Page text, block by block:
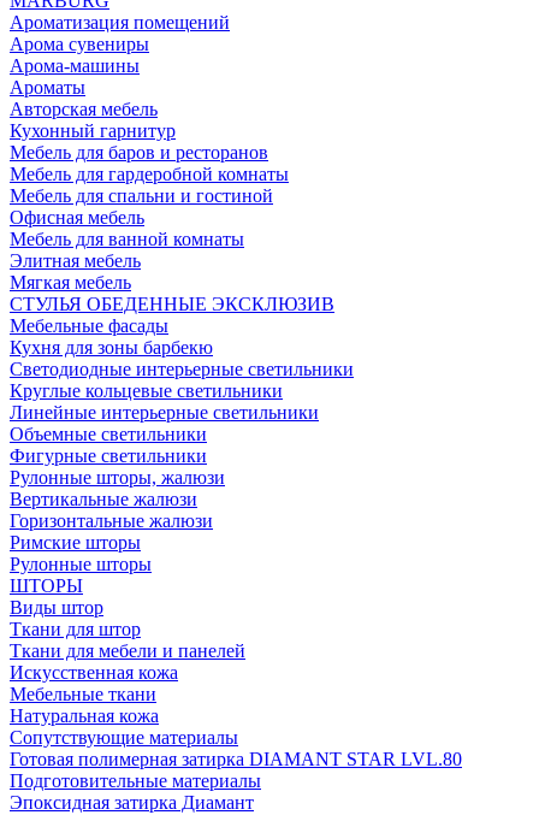
Ароматизация помещений
Арома сувениры
Арома-машины
Ароматы
Авторская мебель
Кухонный гарнитур
Мебель для баров и ресторанов
Мебель для гардеробной комнаты
Мебель для спальни и гостиной
Офисная мебель
Мебель для ванной комнаты
Элитная мебель
Мягкая мебель
СТУЛЬЯ ОБЕДЕННЫЕ ЭКСКЛЮЗИВ
Мебельные фасады
Кухня для зоны барбекю
Светодиодные интерьерные светильники
Круглые кольцевые светильники
Линейные интерьерные светильники
Объемные светильники
Фигурные светильники
Рулонные шторы, жалюзи
Вертикальные жалюзи
Горизонтальные жалюзи
Римские шторы
Рулонные шторы
ШТОРЫ
Виды штор
Ткани для штор
Ткани для мебели и панелей
Искусственная кожа
Мебельные ткани
Натуральная кожа
Сопутствующие материалы
Готовая полимерная затирка DIAMANT STAR LVL.80
Подготовительные материалы
Эпоксидная затирка Диамант